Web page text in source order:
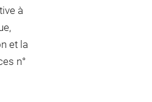
à
et la
n°